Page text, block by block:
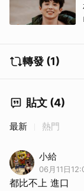
轉發 (1)
貼文 (4)
最新 熱門
小給
06月11日
都比不上 進口